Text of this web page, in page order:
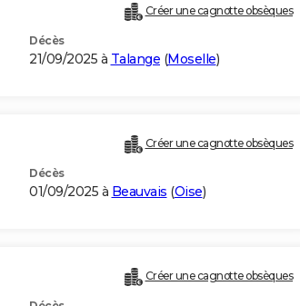
Créer une cagnotte obsèques
Décès
21/09/2025 à Talange (Moselle)
Créer une cagnotte obsèques
Décès
01/09/2025 à Beauvais (Oise)
Créer une cagnotte obsèques